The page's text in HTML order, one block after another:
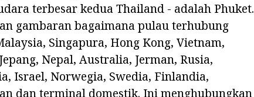
terbesar kedua Thailand - adalah Phuket.
gambaran bagaimana pulau terhubung
Singapura, Hong Kong, Vietnam,
Nepal, Australia, Jerman, Rusia,
Israel, Norwegia, Swedia, Finlandia,
dan terminal domestik. Ini menghubungkan